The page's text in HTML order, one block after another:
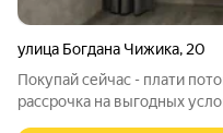
улица Богдана Чижика, 20
Покупай сейчас - плати
рассрочка на выгодных